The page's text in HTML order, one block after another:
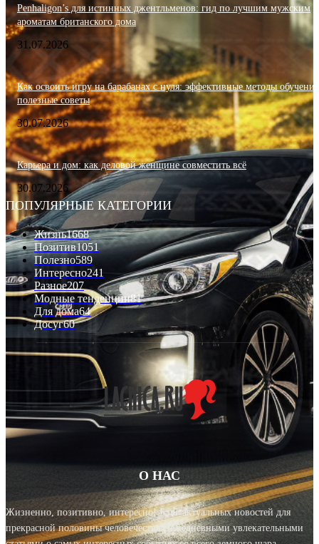
Penhaligon’s для истинных джентльменов: гид по лучшим мужским
ароматам британского дома
31.07.2026
Как освоить игру на барабанах с нуля: эффективные методы
полезные советы
30.07.2026
Карьера и дом: как деловой женщине совместить всё
30.07.2026
ПОПУЛЯРНЫЕ КАТЕГОРИИ
Жизнь1668
Позитив1051
Полезно589
Интересно241
Разное207
Модные тенденции81
Для дома64
Досуг60
О НАС
Жизненно, позитивно, интересно! Блог актуальных новостей для
прекрасной половины человечества с ежедневными увлекательными